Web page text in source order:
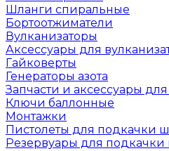
Шланги спиральные
Бортоотжиматели
Вулканизаторы
Аксессуары для
Гайковерты
Генераторы азота
Запчасти и аксессуары для
Ключи баллонные
Монтажки
Пистолеты для подкачки
Резервуары для подкачки